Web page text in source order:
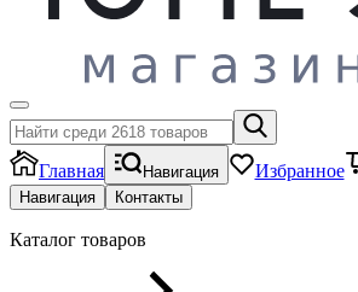
Главная Навигация Избранное
Навигация Контакты
Каталог товаров